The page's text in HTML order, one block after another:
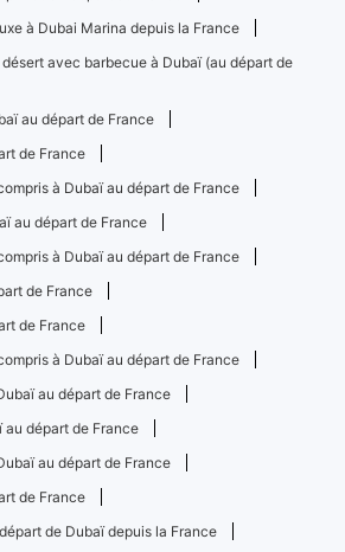
à Dubai Marina depuis la France
avec barbecue à Dubaï (au départ de
au départ de France
de France
à Dubaï au départ de France
au départ de France
à Dubaï au départ de France
de France
de France
à Dubaï au départ de France
au départ de France
au départ de France
au départ de France
de France
de Dubaï depuis la France